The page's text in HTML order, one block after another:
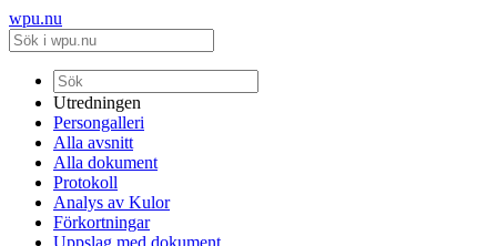
wpu.nu
Utredningen
Persongalleri
Alla avsnitt
Alla dokument
Protokoll
Analys av Kulor
Förkortningar
Uppslag med dokument